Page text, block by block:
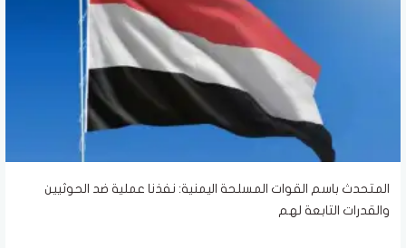
المتحدث باسم القوات المسلحة اليمنية: نفذنا عملية ضد الحوثيين
والقدرات التابعة لهم